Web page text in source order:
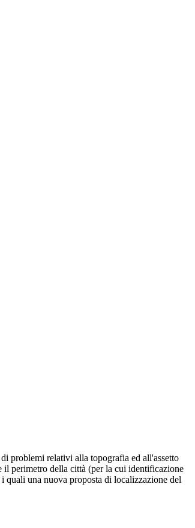
problemi relativi alla topografia ed all'assetto
il perimetro della città (per la cui identificazione
quali una nuova proposta di localizzazione del